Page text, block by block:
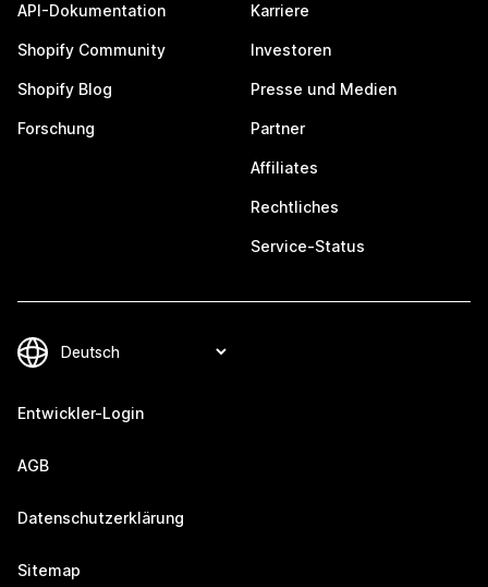
API-Dokumentation
Shopify Community
Shopify Blog
Forschung
Karriere
Investoren
Presse und Medien
Partner
Affiliates
Rechtliches
Service-Status
Entwickler-Login
AGB
Datenschutzerklärung
Sitemap